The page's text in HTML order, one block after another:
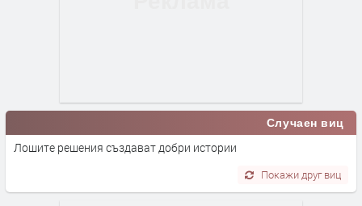
Случаен виц
Лошите решения създават добри истории
Покажи друг виц